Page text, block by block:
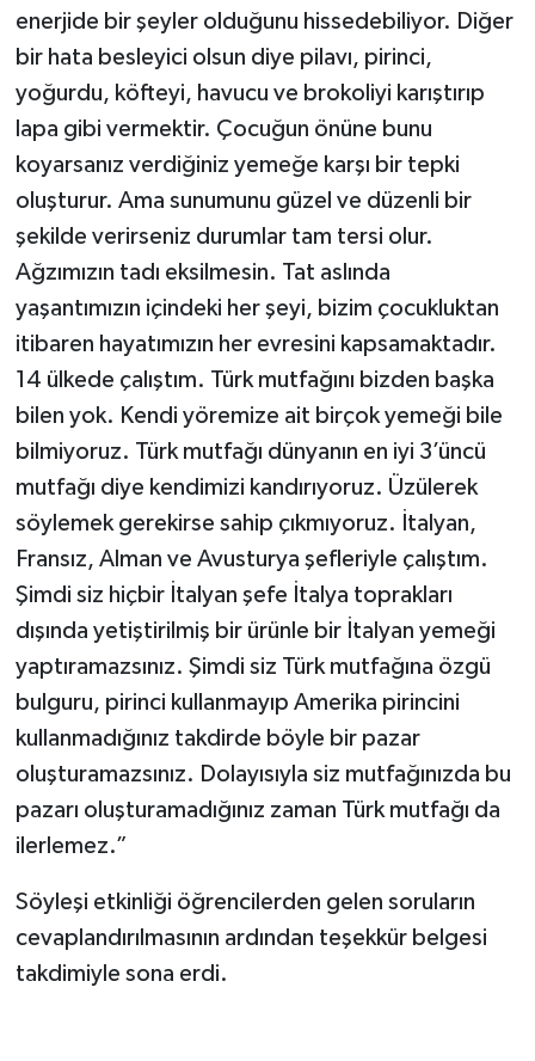
enerjide bir şeyler olduğunu hissedebiliyor. Diğer
bir hata besleyici olsun diye pilavı, pirinci,
yoğurdu, köfteyi, havucu ve brokoliyi karıştırıp
lapa gibi vermektir. Çocuğun önüne bunu
koyarsanız verdiğiniz yemeğe karşı bir tepki
oluşturur. Ama sunumunu güzel ve düzenli bir
şekilde verirseniz durumlar tam tersi olur.
Ağzımızın tadı eksilmesin. Tat aslında
yaşantımızın içindeki her şeyi, bizim çocukluktan
itibaren hayatımızın her evresini kapsamaktadır.
14 ülkede çalıştım. Türk mutfağını bizden başka
bilen yok. Kendi yöremize ait birçok yemeği bile
bilmiyoruz. Türk mutfağı dünyanın en iyi 3’üncü
mutfağı diye kendimizi kandırıyoruz. Üzülerek
söylemek gerekirse sahip çıkmıyoruz. İtalyan,
Fransız, Alman ve Avusturya şefleriyle çalıştım.
Şimdi siz hiçbir İtalyan şefe İtalya toprakları
dışında yetiştirilmiş bir ürünle bir İtalyan yemeği
yaptıramazsınız. Şimdi siz Türk mutfağına özgü
bulguru, pirinci kullanmayıp Amerika pirincini
kullanmadığınız takdirde böyle bir pazar
oluşturamazsınız. Dolayısıyla siz mutfağınızda bu
pazarı oluşturamadığınız zaman Türk mutfağı da
ilerlemez.”
Söyleşi etkinliği öğrencilerden gelen soruların
cevaplandırılmasının ardından teşekkür belgesi
takdimiyle sona erdi.